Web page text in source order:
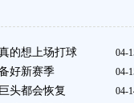
的想上场打球 04-
好新赛季 04-
头都会恢复 04-